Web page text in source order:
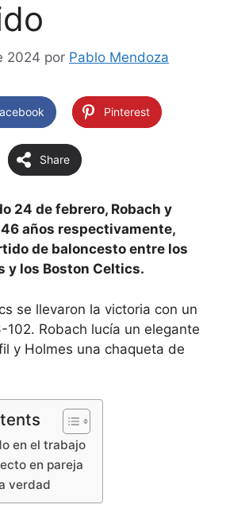
2024 por Pablo Mendoza
Pinterest
Share
24 de febrero, Robach y
46 años respectivamente,
de baloncesto entre los
y los Boston Celtics.
se llevaron la victoria con un
102. Robach lucía un elegante
y Holmes una chaqueta de
en el trabajo
en pareja
verdad